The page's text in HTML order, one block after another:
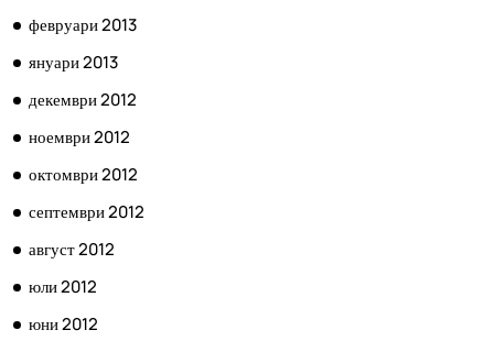
февруари 2013
януари 2013
декември 2012
ноември 2012
октомври 2012
септември 2012
август 2012
юли 2012
юни 2012